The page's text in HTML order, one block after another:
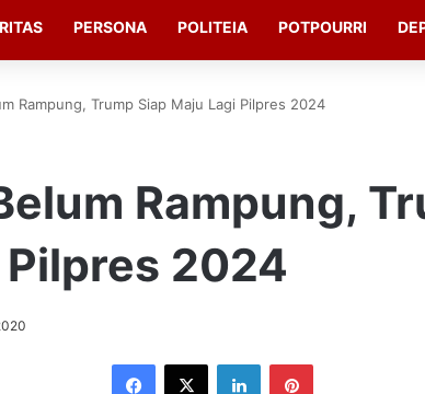
PERSONA POLITEIA POTPOURRI
Rampung, Trump Siap Maju Lagi Pilpres 2024
Rampung,
2024
Facebook
X LinkedInPinterest